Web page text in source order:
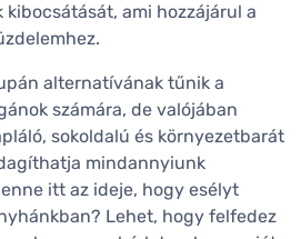
ami hozzájárul a
alternatívának tűnik a
számára, de valójában
sokoldalú és környezetbarát
mindannyiunk
itt az ideje, hogy esélyt
Lehet, hogy felfedez